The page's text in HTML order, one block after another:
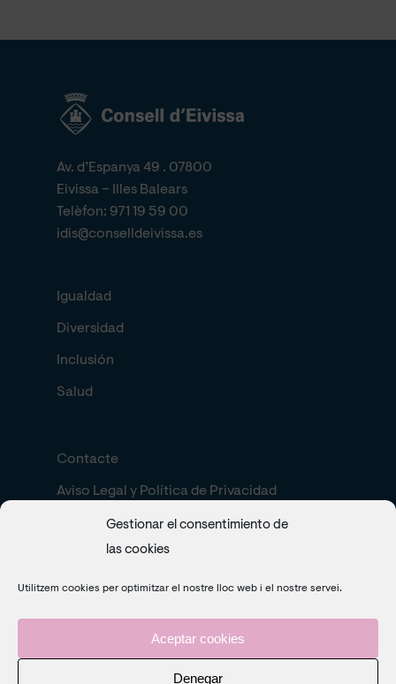
Gestionar el consentimiento de
las cookies
Utilitzem cookies per optimitzar el nostre lloc web i el nostre servei.
Aceptar cookies
Denegar
Av. d’Espanya 49 . 07800
Eivissa – Illes Balears
Telèfon: 971 19 59 00
idis@conselldeivissa.es
Igualdad
Diversidad
Inclusión
Salud
Contacte
Aviso Legal y Política de Privacidad
Política de cookies
Search